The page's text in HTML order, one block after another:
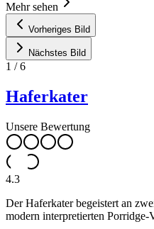
Mehr sehen
Vorheriges Bild
Nächstes Bild
1 /6
Haferkater
Unsere Bewertung
4.3
Der Haferkater begeistert an
modern interpretierten Porridge-